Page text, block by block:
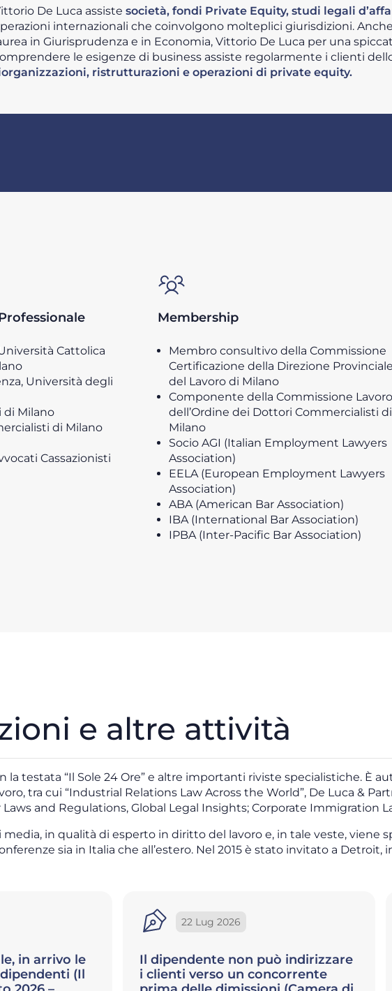
De Luca assiste società, fondi Private Equity, studi legali
internazionali che coinvolgono molteplici giurisdizioni. Anche
in Giurisprudenza e in Economia, Vittorio De Luca per una
le esigenze di business assiste regolarmente i clienti
ristrutturazioni e operazioni di private equity.
Cattolica
Università degli
di Milano
di Milano
Cassazionisti
Membership
Membro consultivo della Commissione
Certificazione della Direzione Provinciale
del Lavoro di Milano
Componente della Commissione Lavoro
dell’Ordine dei Dottori Commercialisti di
Milano
Socio AGI (Italian Employment Lawyers
Association)
EELA (European Employment Lawyers
Association)
ABA (American Bar Association)
IBA (International Bar Association)
IPBA (Inter-Pacific Bar Association)
e altre attività
la testata “Il Sole 24 Ore” e altre importanti riviste specialistiche. È
tra cui “Industrial Relations Law Across the World”, De Luca &
and Regulations, Global Legal Insights; Corporate Immigration
in qualità di esperto in diritto del lavoro e, in tale veste, viene
sia in Italia che all’estero. Nel 2015 è stato invitato a Detroit,
indirizzare
20 Lug 2026
Accesso alla Naspi (Top24 Lavoro
Ai – Il Sole 24 Ore, 20 luglio 2026 –